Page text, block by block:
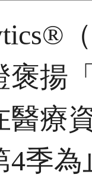
褒揚
醫療
4季